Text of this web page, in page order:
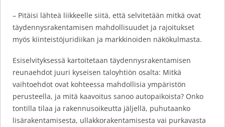
– Pitäisi lähteä liikkeelle siitä, että selvitetään mitkä ovat
täydennysrakentamisen mahdollisuudet ja rajoitukset
myös kiinteistöjuridiikan ja markkinoiden näkökulmasta.
Esiselvityksessä kartoitetaan täydennysrakentamisen
reunaehdot juuri kyseisen taloyhtiön osalta: Mitkä
vaihtoehdot ovat kohteessa mahdollisia ympäristön
perusteella, ja mitä kaavoitus sanoo autopaikoista? Onko
tontilla tilaa ja rakennusoikeutta jäljellä, puhutaanko
lisärakentamisesta, ullakkorakentamisesta vai purkavasta